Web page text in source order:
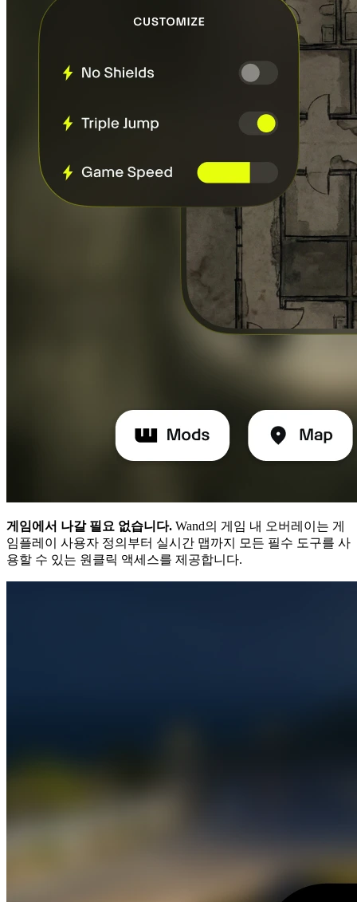
게임에서 나갈 필요 없습니다. Wand의 게임 내 오버레이는 게
임플레이 사용자 정의부터 실시간 맵까지 모든 필수 도구를 사
용할 수 있는 원클릭 액세스를 제공합니다.